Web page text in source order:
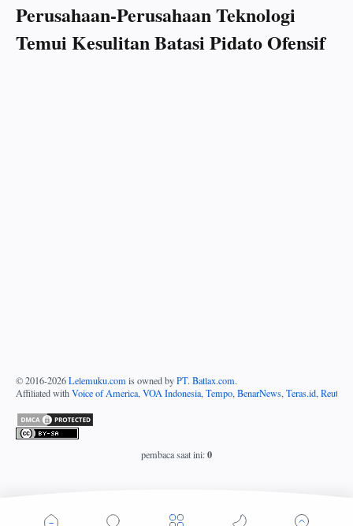
Perusahaan-Perusahaan Teknologi
Temui Kesulitan Batasi Pidato Ofensif
© 2016-2026Lelemuku.comis owned byPT. Batlax.com.
Affiliated withVoice of America,VOA Indonesia,Tempo,BenarNews,Teras.id,Reuters
pembaca saat ini:0